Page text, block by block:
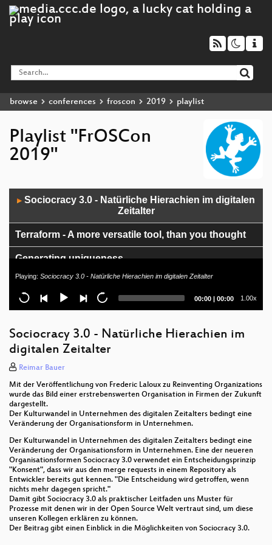
browse conferences froscon 2019 playlist
Playlist "FrOSCon
2019"
Player
▶ Sociocracy 3.0 - Natürliche Hierachien im digitalen
Zeitalter
Terraform - A more versatile tool, than you thought
Generating uniqueness
Statische Codeprüfung
Ghidra - An Open Source Reverse Engineering Tool
Was Du schon immer über Netzwerke wissen
wolltest, Dich aber nie getraut hast zu fragen.
Open Source as a Business
Automated, modularized and versioned
infrastructure with Terraform and Terragrunt
MariaDB and MySQL — what statistics optimizer
Usability Testing
Security in open source projects
Praxiseinstieg in Prometheus
Easy Geo-redundant Failover with MARS and
Playing: Sociocracy 3.0 - Natürliche Hierachien im digitalen Zeitalter
Current
00:00 | Total
00:00 1.00x
Sociocracy 3.0 - Natürliche Hierachien im
digitalen Zeitalter
Reimar Bauer
Mit der Veröffentlichung von Frederic Laloux zu Reinventing Organizations
wurde das Bild einer erstrebenswerten Organisation in Firmen der Zukunft
dargestellt.
Der Kulturwandel in Unternehmen des digitalen Zeitalters bedingt eine
Veränderung der Organisationsform in Unternehmen.
Der Kulturwandel in Unternehmen des digitalen Zeitalters bedingt eine
Veränderung der Organisationsform in Unternehmen. Eine der neueren
Organisationsformen Sociocracy 3.0 verwendet ein Entscheidungsprinzip
"Konsent", dass wir aus den merge requests in einem Repository als
Entwickler bereits gut kennen. "Die Entscheidung wird getroffen, wenn
nichts mehr dagegen spricht."
Damit gibt Sociocracy 3.0 als praktischer Leitfaden uns Muster für
Prozesse mit denen wir in der Open Source Welt vertraut sind, um diese
unseren Kollegen erklären zu können.
Der Beitrag gibt einen Einblick in die Möglichkeiten von Sociocracy 3.0.